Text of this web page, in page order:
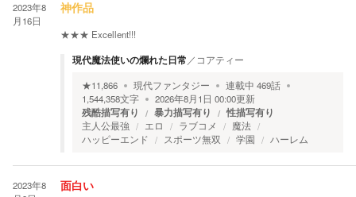
2023年8
月16日
神作品
★★★ Excellent!!!
現代魔法使いの爛れた日常 ／ コアティー
★11,866 現代ファンタジー 連載中 469話
1,544,358文字 2026年8月1日 00:00更新
残酷描写有り 暴力描写有り 性描写有り
主人公最強 エロ ラブコメ
魔法
ハッピーエンド
スポーツ無双 学園 ハーレム
2023年8
面白い